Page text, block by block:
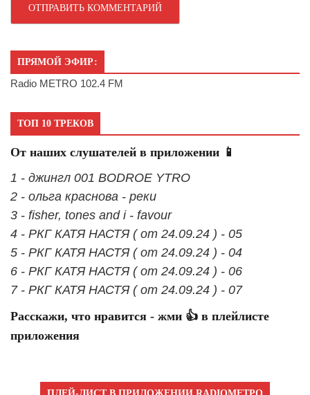
ПРЯМОЙ ЭФИР:
Radio METRO 102.4 FM
ТОП 10 ТРЕКОВ
От наших слушателей в приложении 📱
1 - джингл 001 BODROE YTRO
2 - ольга краснова - реки
3 - fisher, tones and i - favour
4 - РКГ КАТЯ НАСТЯ ( от 24.09.24 ) - 05
5 - РКГ КАТЯ НАСТЯ ( от 24.09.24 ) - 04
6 - РКГ КАТЯ НАСТЯ ( от 24.09.24 ) - 06
7 - РКГ КАТЯ НАСТЯ ( от 24.09.24 ) - 07
Расскажи, что нравится - жми 👍 в плейлисте
приложения